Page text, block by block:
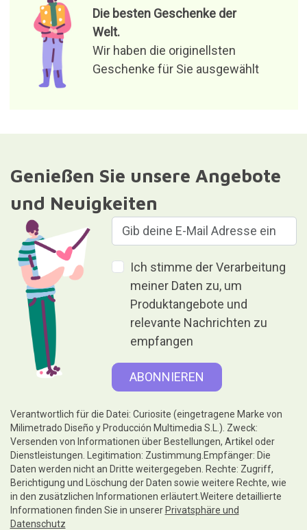
Die besten Geschenke der
Welt.
Wir haben die originellsten
Geschenke für Sie ausgewählt
Genießen Sie unsere Angebote
und Neuigkeiten
Ich stimme der Verarbeitung
meiner Daten zu, um
Produktangebote und
relevante Nachrichten zu
empfangen
Verantwortlich für die Datei: Curiosite (eingetragene Marke von
Milimetrado Diseño y Producción Multimedia S.L.). Zweck:
Versenden von Informationen über Bestellungen, Artikel oder
Dienstleistungen. Legitimation: Zustimmung.Empfänger: Die
Daten werden nicht an Dritte weitergegeben. Rechte: Zugriff,
Berichtigung und Löschung der Daten sowie weitere Rechte, wie
in den zusätzlichen Informationen erläutert.Weitere detaillierte
Informationen finden Sie in unserer Privatsphäre und
Datenschutz